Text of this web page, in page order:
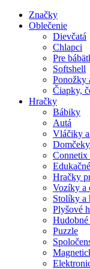
Značky
Oblečenie
Dievčatá
Chlapci
Pre
Softshell
Ponožky
Čiapky,
Hračky
Bábiky
Autá
Vláčiky
Connetix
Hračky
Vozíky a
Stolíky a
Plyšové
Hudobné
Puzzle